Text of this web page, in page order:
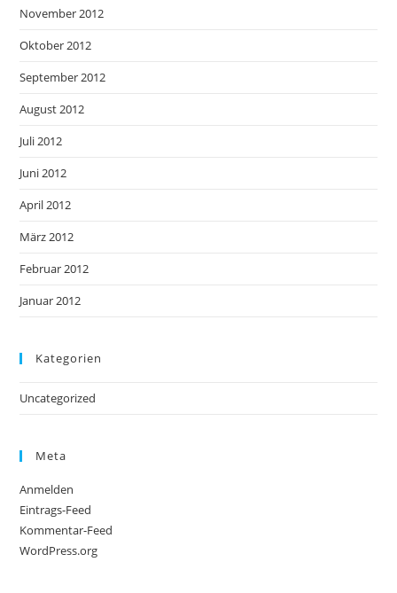
November 2012
Oktober 2012
September 2012
August 2012
Juli 2012
Juni 2012
April 2012
März 2012
Februar 2012
Januar 2012
Kategorien
Uncategorized
Meta
Anmelden
Eintrags-Feed
Kommentar-Feed
WordPress.org